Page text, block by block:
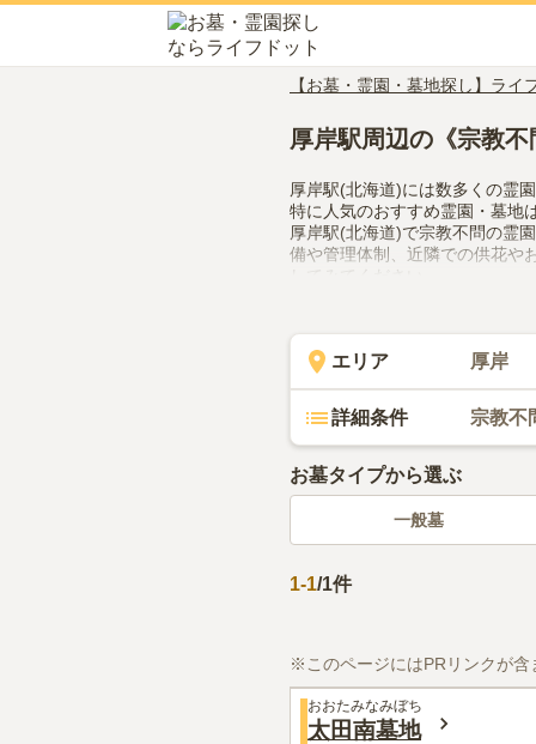
【お墓・霊園・墓地探し】ライ
厚岸駅周辺の《宗教
厚岸駅(北海道)には数多くの霊
特に人気のおすすめ霊園・墓地
厚岸駅(北海道)で宗教不問の霊
備や管理体制、近隣での供花や
してみてください。
エリア 厚岸
詳細条件 宗教不
お墓タイプから選ぶ
一般墓
1-1/1件
※このページにはPRリンクが含
おおたみなみぼち
太田南墓地